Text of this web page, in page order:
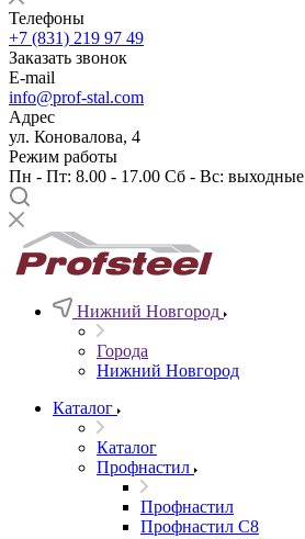
Телефоны
+7 (831) 219 97 49
Заказать звонок
E-mail
info@prof-stal.com
Адрес
ул. Коновалова, 4
Режим работы
Пн - Пт: 8.00 - 17.00 Сб - Вс: выходные
Нижний Новгород
Города
Нижний Новгород
Каталог
Каталог
Профнастил
Профнастил
Профнастил С8